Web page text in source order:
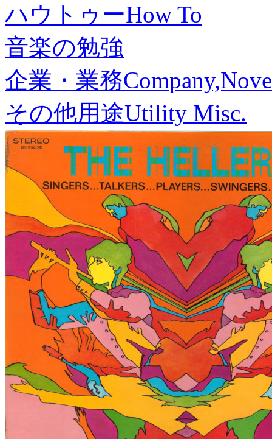
ハウトゥーHow To
音楽の勉強
企業・業務
その他用途Utility Misc.